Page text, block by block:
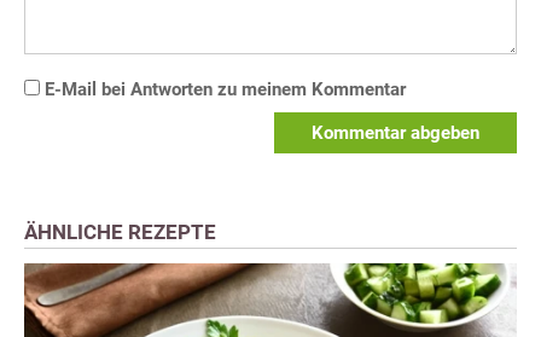
E-Mail bei Antworten zu meinem Kommentar
Kommentar abgeben
ÄHNLICHE REZEPTE